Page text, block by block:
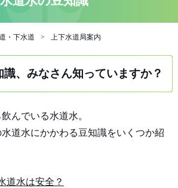
・下水道 上下水道局案内
、みなさん知っていますか？
んでいる水道水。
道水にかかわる豆知識をいくつか紹
道水は安全？